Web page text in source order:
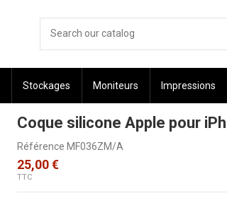
Stockages Moniteurs Impressions
Coque silicone Apple pour
Référence MF036ZM/A
25,00 €
TTC